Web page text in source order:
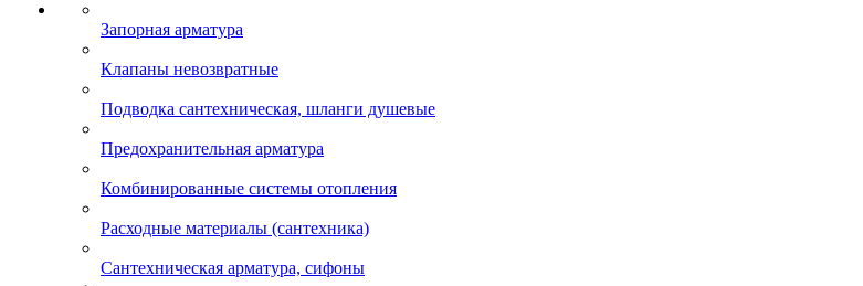
Запорная арматура
Клапаны невозвратные
Подводка сантехническая, шланги душевые
Предохранительная арматура
Комбинированные системы отопления
Расходные материалы (сантехника)
Сантехническая арматура, сифоны